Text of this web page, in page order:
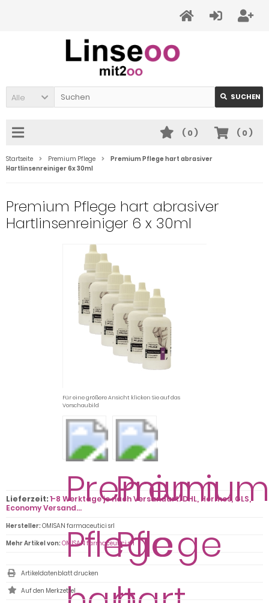
Alle SUCHEN
( 0)
( 0)
Startseite Premium Pflege
Premium Pflege hart abrasiver
Hartlinsenreiniger 6x 30ml
Premium Pflege hart abrasiver
Hartlinsenreiniger 6 x 30ml
Für eine größere Ansicht klicken Sie auf das
Vorschaubild
Lieferzeit:1-8 Werktage je nach Versandart. DHL, Hermes, GLS,
Economy Versand...
Hersteller: OMISAN farmaceutici srl
Mehr Artikel von: OMISAN farmaceutici srl
Artikeldatenblatt drucken